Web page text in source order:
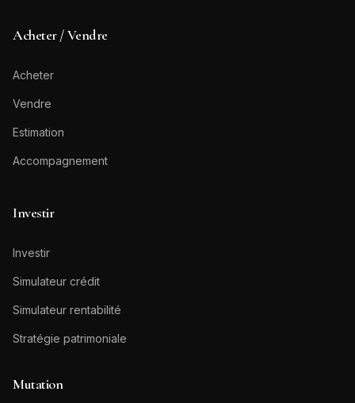
Acheter / Vendre
Acheter
Vendre
Estimation
Accompagnement
Investir
Investir
Simulateur crédit
Simulateur rentabilité
Stratégie patrimoniale
Mutation